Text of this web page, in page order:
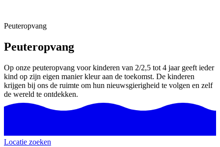
Peuteropvang
Peuteropvang
Op onze peuteropvang voor kinderen van 2/2,5 tot 4 jaar geeft ieder
kind op zijn eigen manier kleur aan de toekomst. De kinderen
krijgen bij ons de ruimte om hun nieuwsgierigheid te volgen en zelf
de wereld te ontdekken.
Locatie zoeken